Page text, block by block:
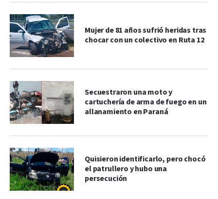
Mujer de 81 años sufrió heridas tras
chocar con un colectivo en Ruta 12
Secuestraron una moto y
cartuchería de arma de fuego en un
allanamiento en Paraná
Quisieron identificarlo, pero chocó
el patrullero y hubo una
persecución